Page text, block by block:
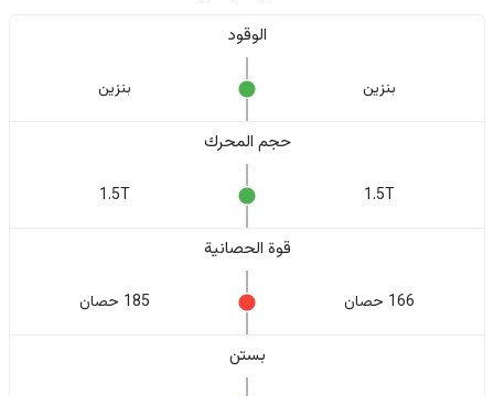
الوقود
بنزين بنزين
حجم المحرك
1.5T
1.5T
قوة الحصانية
166 حصان 185 حصان
بستن